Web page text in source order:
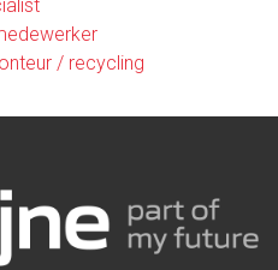
/ recycling